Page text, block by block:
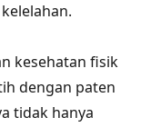
kesehatan fisik
dengan paten
tidak hanya